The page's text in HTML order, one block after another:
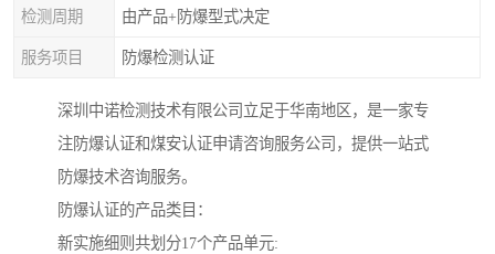
检测周期 由产品+防爆型式决定
服务项目 防爆检测认证
深圳中诺检测技术有限公司立足于华南地区，是一家专
注防爆认证和煤安认证申请咨询服务公司，提供一站式
防爆技术咨询服务。
防爆认证的产品类目：
新实施细则共划分17个产品单元: